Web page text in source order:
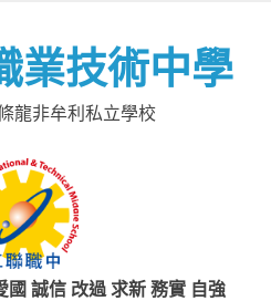
業技術中學
龍非牟利私立學校
國 誠信 改過 求新 務實 自強